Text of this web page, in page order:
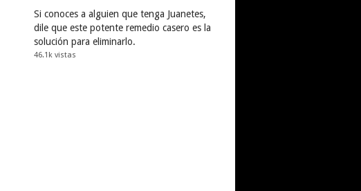
Si conoces a alguien que tenga Juanetes,
dile que este potente remedio casero es la
solución para eliminarlo.
46.1k vistas